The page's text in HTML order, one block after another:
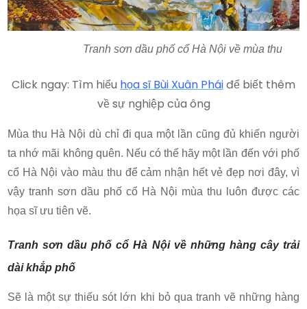
Tranh sơn dầu phố cổ Hà Nội về mùa thu
Click ngay: Tìm hiểu họa sĩ Bùi Xuân Pháiđể biết thêm
về sự nghiệp của ông
Mùa thu Hà Nội dù chỉ đi qua một lần cũng đủ khiến người
ta nhớ mãi không quên. Nếu có thể hãy một lần đến với phố
cổ Hà Nội vào màu thu để cảm nhận hết vẻ đẹp nơi đây, vì
vậy tranh sơn dầu phố cổ Hà Nội mùa thu luôn được các
họa sĩ ưu tiên vẽ.
Tranh sơn dầu phố cổ Hà Nội về những hàng cây trải
dài khắp phố
Sẽ là một sự thiếu sót lớn khi bỏ qua tranh vẽ những hàng